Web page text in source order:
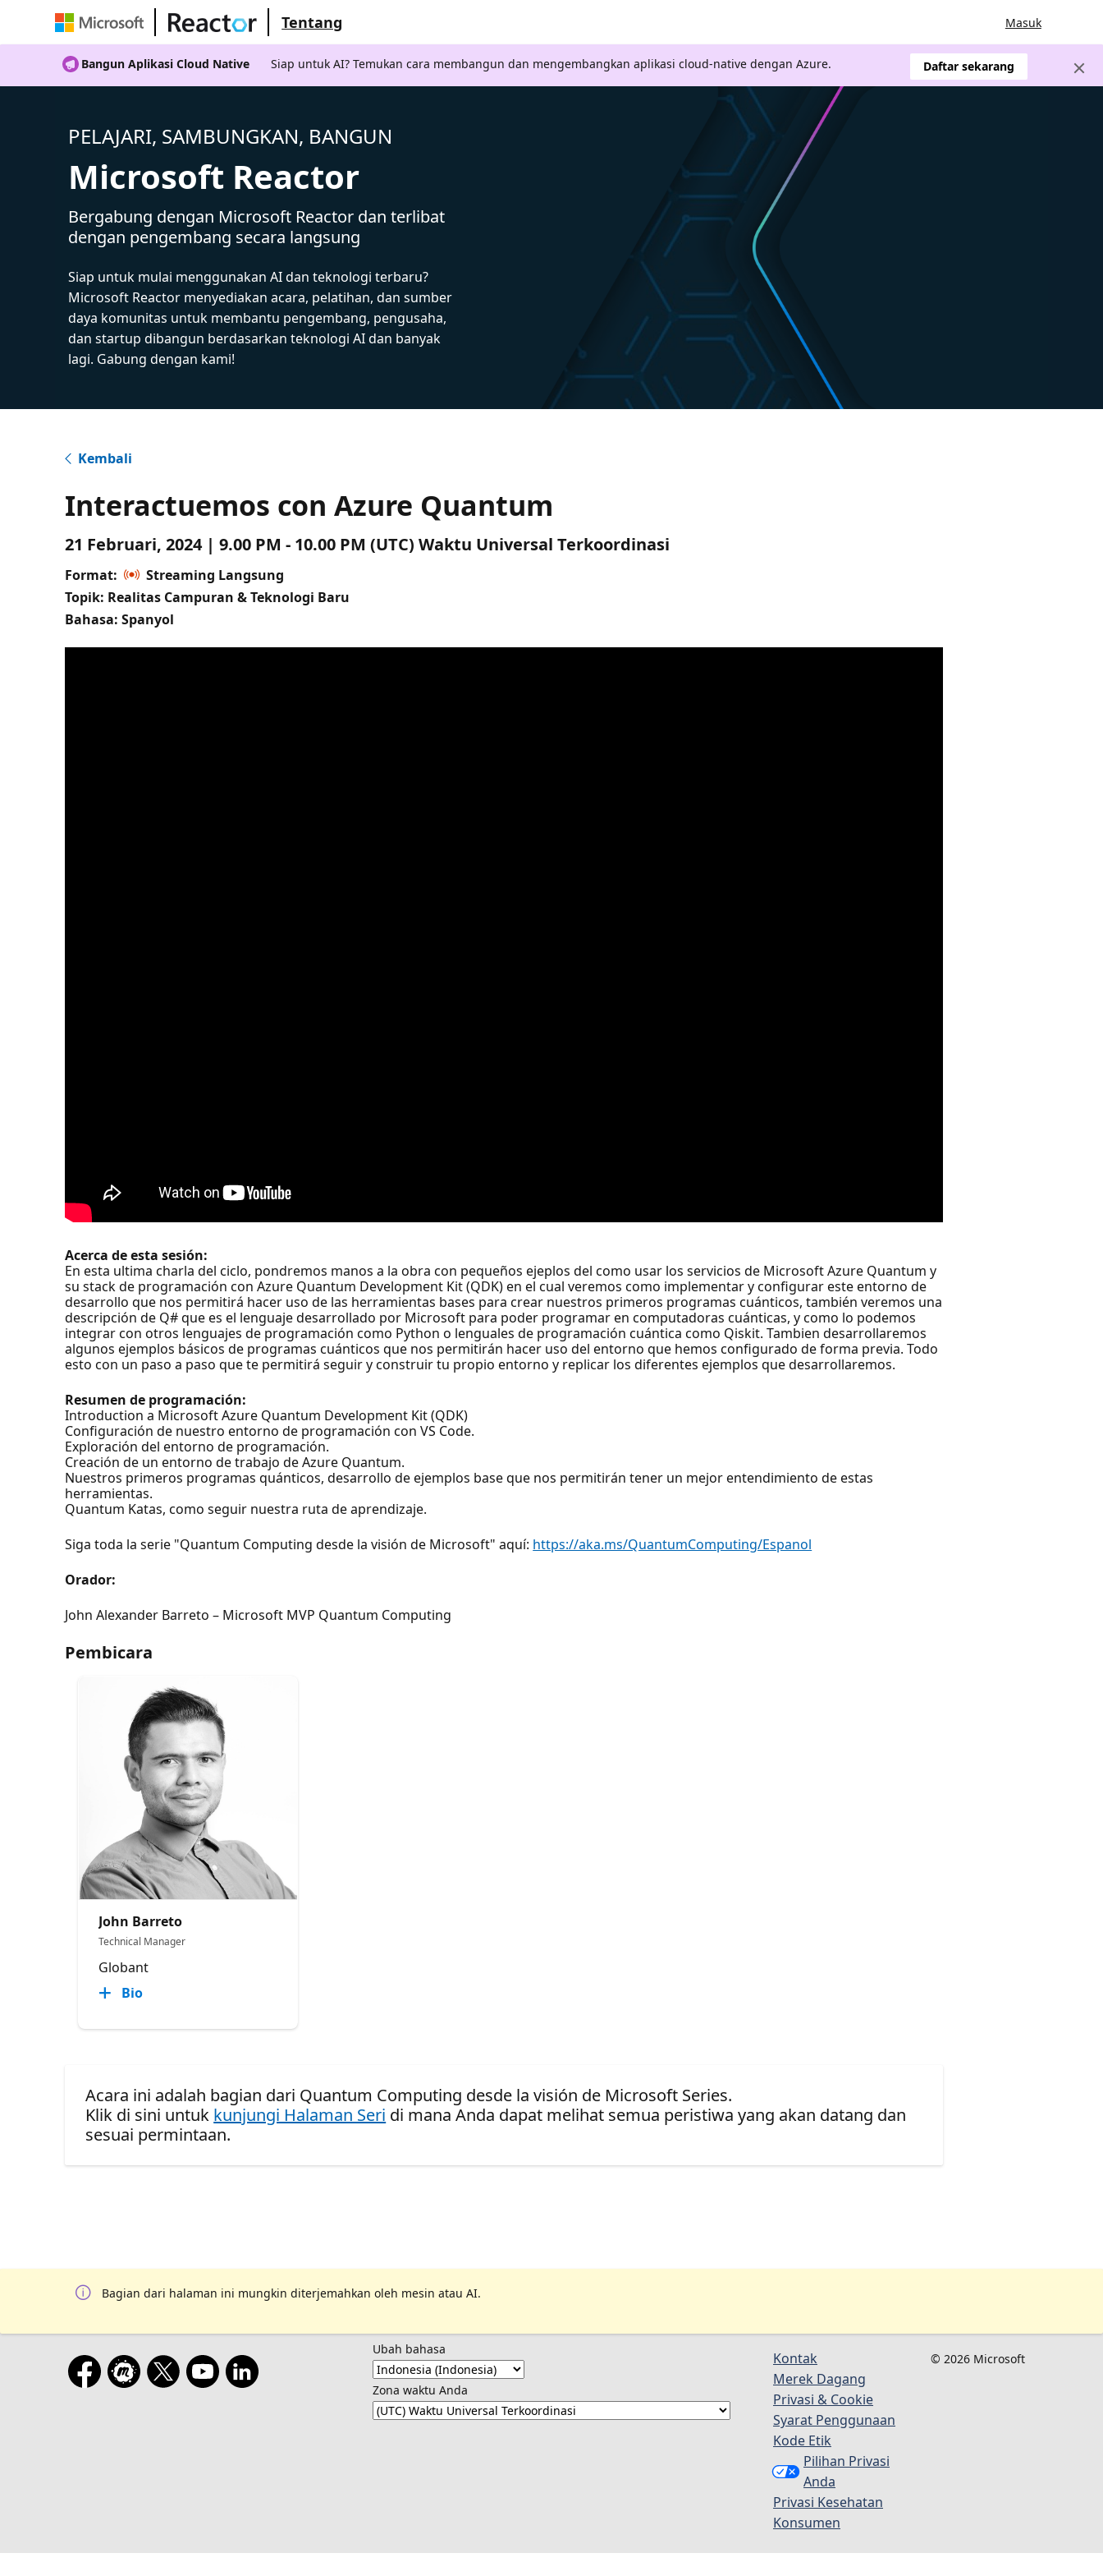
Tentang Masuk
Bangun Aplikasi Cloud Native Siap untuk AI? Temukan cara membangun dan mengembangkan aplikasi cloud-native dengan Azure. Daftar sekarang
PELAJARI, SAMBUNGKAN, BANGUN
Microsoft Reactor
Bergabung dengan Microsoft Reactor dan terlibat
dengan pengembang secara langsung
Siap untuk mulai menggunakan AI dan teknologi terbaru?
Microsoft Reactor menyediakan acara, pelatihan, dan sumber
daya komunitas untuk membantu pengembang, pengusaha,
dan startup dibangun berdasarkan teknologi AI dan banyak
lagi. Gabung dengan kami!
Kembali
Interactuemos con Azure Quantum
21 Februari, 2024 | 9.00 PM - 10.00 PM (UTC) Waktu Universal Terkoordinasi
Format:
Streaming Langsung
Topik: Realitas Campuran & Teknologi Baru
Bahasa: Spanyol
Acerca de esta sesión:
En esta ultima charla del ciclo, pondremos manos a la obra con pequeños ejeplos del como usar los servicios de Microsoft Azure Quantum y
su stack de programación con Azure Quantum Development Kit (QDK) en el cual veremos como implementar y configurar este entorno de
desarrollo que nos permitirá hacer uso de las herramientas bases para crear nuestros primeros programas cuánticos, también veremos una
descripción de Q# que es el lenguaje desarrollado por Microsoft para poder programar en computadoras cuánticas, y como lo podemos
integrar con otros lenguajes de programación como Python o lenguales de programación cuántica como Qiskit. Tambien desarrollaremos
algunos ejemplos básicos de programas cuánticos que nos permitirán hacer uso del entorno que hemos configurado de forma previa. Todo
esto con un paso a paso que te permitirá seguir y construir tu propio entorno y replicar los diferentes ejemplos que desarrollaremos.
Resumen de programación:
Introduction a Microsoft Azure Quantum Development Kit (QDK)
Configuración de nuestro entorno de programación con VS Code.
Exploración del entorno de programación.
Creación de un entorno de trabajo de Azure Quantum.
Nuestros primeros programas quánticos, desarrollo de ejemplos base que nos permitirán tener un mejor entendimiento de estas
herramientas.
Quantum Katas, como seguir nuestra ruta de aprendizaje.
Siga toda la serie "Quantum Computing desde la visión de Microsoft" aquí: https://aka.ms/QuantumComputing/Espanol
Orador:
John Alexander Barreto – Microsoft MVP Quantum Computing
Pembicara
John Barreto
Technical Manager
Globant
Bio
Acara ini adalah bagian dari Quantum Computing desde la visión de Microsoft Series.
Klik di sini untuk kunjungi Halaman Seri di mana Anda dapat melihat semua peristiwa yang akan datang dan
sesuai permintaan.
Bagian dari halaman ini mungkin diterjemahkan oleh mesin atau AI.
Ubah bahasa
Zona waktu Anda
Kontak
Merek Dagang
Privasi & Cookie
Syarat Penggunaan
Kode Etik
Pilihan Privasi
Anda
Privasi Kesehatan
Konsumen
© 2026 Microsoft